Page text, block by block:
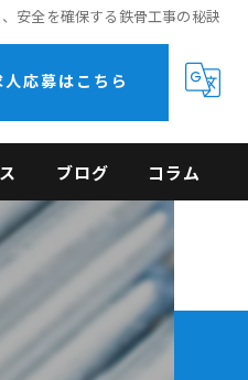
安全を確保する鉄骨工事の秘訣
人応募はこちら
ブログ コラム